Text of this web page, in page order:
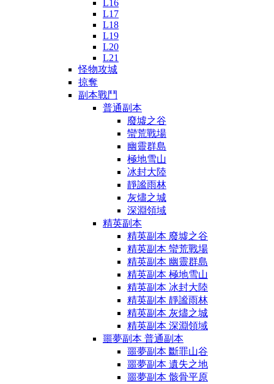
L16
L17
L18
L19
L20
L21
怪物攻城
掠奪
副本戰鬥
普通副本
廢墟之谷
蠻荒戰場
幽靈群島
極地雪山
冰封大陸
靜謐雨林
灰燼之城
深淵領域
精英副本
精英副本 廢墟之谷
精英副本 蠻荒戰場
精英副本 幽靈群島
精英副本 極地雪山
精英副本 冰封大陸
精英副本 靜謐雨林
精英副本 灰燼之城
精英副本 深淵領域
噩夢副本 普通副本
噩夢副本 斷罪山谷
噩夢副本 遺失之地
噩夢副本 骸骨平原